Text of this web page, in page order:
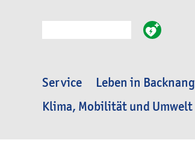
Service Leben in Backnang
Klima, Mobilität und Umwelt